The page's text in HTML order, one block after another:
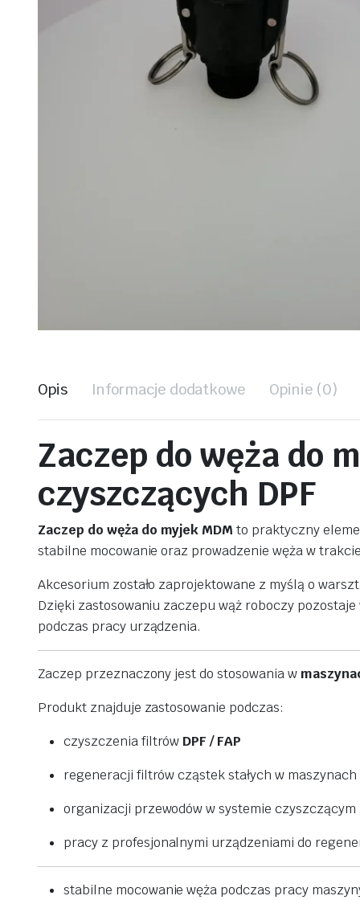
Opis Informacje dodatkowe Opinie (0)
Zaczep do węża do
czyszczących DPF
Zaczep do węża do myjek MDM to praktyczny
stabilne mocowanieoraz prowadzenie wężaw
Akcesorium zostało zaprojektowane z myślą o
Dzięki zastosowaniu zaczepuwąż roboczy pozostaje
podczas pracy urządzenia.
Zaczep przeznaczony jestdostosowaniaw
Produkt znajduje zastosowanie podczas:
czyszczeniafiltrów DPF /FAP
regeneracji filtrówcząstekstałych w maszynach
organizacji przewodówwsystemieczyszczącym
pracy z profesjonalnymi urządzeniami do
stabilne mocowaniewęża podczas pracy